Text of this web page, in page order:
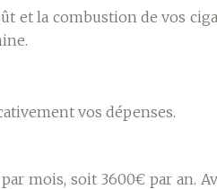
et la combustion de vos
vos dépenses.
mois, soit 3600€ par an.